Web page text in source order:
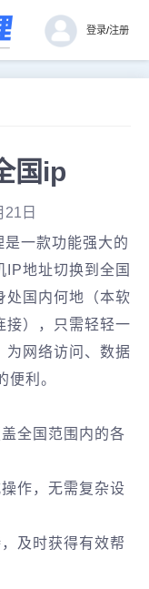
登录/注册
国ip
日
一款功能强大的
IP地址切换到全国
处国内何地（本软
接），只需轻轻一
为网络访问、数据
便利。
全国范围内的各
作，无需复杂设
及时获得有效帮